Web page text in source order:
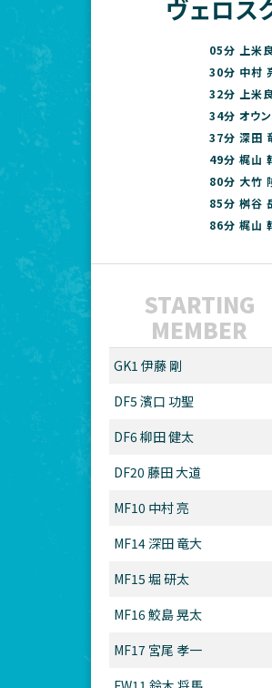
ヴェロス
05分 上米
30分 中村
32分 上米
34分 オウ
37分 深田
49分 梶山
80分 大竹
85分 桝谷
86分 梶山
STARTING
MEMBER
GK1 伊藤 剛
DF5 濱口 功聖
DF6 柳田 健太
DF20 藤田 大道
MF10 中村 亮
MF14 深田 竜大
MF15 堀 研太
MF16 鮫島 晃太
MF17 宮尾 孝一